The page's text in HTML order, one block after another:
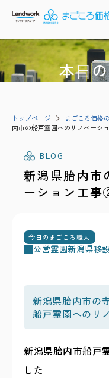
本⽇
トップページ まごころ価格
内市の船戸霊園へのリノベーシ
BLOG
新潟県胎内市
ーション工
今日のまごころ職人
公営霊園新潟県移
新潟県胎内市の
船戸霊園へのリ
新潟県胎内市船戸
した